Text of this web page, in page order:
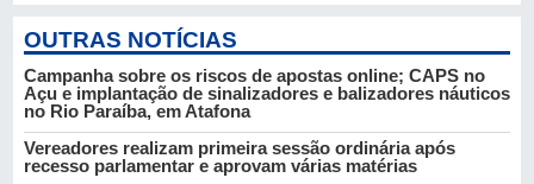
OUTRAS NOTÍCIAS
Campanha sobre os riscos de apostas online; CAPS no
Açu e implantação de sinalizadores e balizadores náuticos
no Rio Paraíba, em Atafona
Vereadores realizam primeira sessão ordinária após
recesso parlamentar e aprovam várias matérias